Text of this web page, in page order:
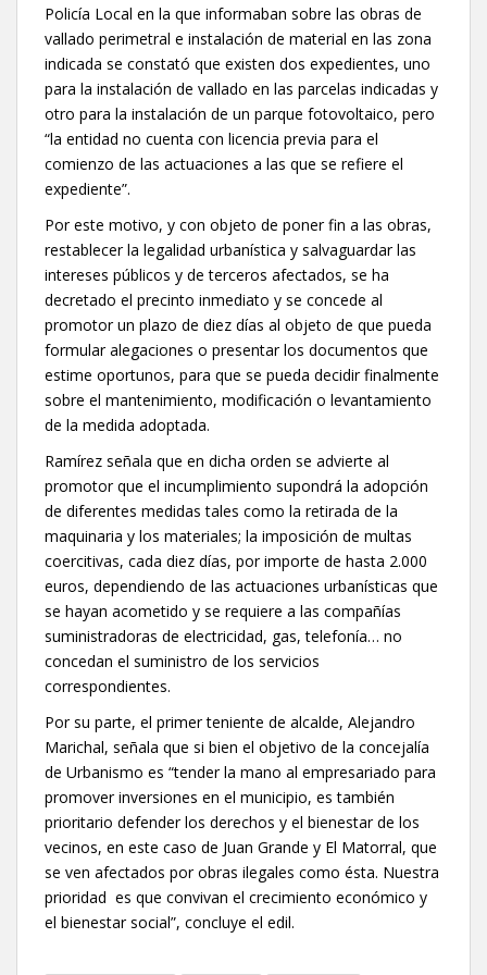
Policía Local en la que informaban sobre las obras de
vallado perimetral e instalación de material en las zona
indicada se constató que existen dos expedientes, uno
para la instalación de vallado en las parcelas indicadas y
otro para la instalación de un parque fotovoltaico, pero
“la entidad no cuenta con licencia previa para el
comienzo de las actuaciones a las que se refiere el
expediente”.
Por este motivo, y con objeto de poner fin a las obras,
restablecer la legalidad urbanística y salvaguardar las
intereses públicos y de terceros afectados, se ha
decretado el precinto inmediato y se concede al
promotor un plazo de diez días al objeto de que pueda
formular alegaciones o presentar los documentos que
estime oportunos, para que se pueda decidir finalmente
sobre el mantenimiento, modificación o levantamiento
de la medida adoptada.
Ramírez señala que en dicha orden se advierte al
promotor que el incumplimiento supondrá la adopción
de diferentes medidas tales como la retirada de la
maquinaria y los materiales; la imposición de multas
coercitivas, cada diez días, por importe de hasta 2.000
euros, dependiendo de las actuaciones urbanísticas que
se hayan acometido y se requiere a las compañías
suministradoras de electricidad, gas, telefonía… no
concedan el suministro de los servicios
correspondientes.
Por su parte, el primer teniente de alcalde, Alejandro
Marichal, señala que si bien el objetivo de la concejalía
de Urbanismo es “tender la mano al empresariado para
promover inversiones en el municipio, es también
prioritario defender los derechos y el bienestar de los
vecinos, en este caso de Juan Grande y El Matorral, que
se ven afectados por obras ilegales como ésta. Nuestra
prioridad es que convivan el crecimiento económico y
el bienestar social”, concluye el edil.